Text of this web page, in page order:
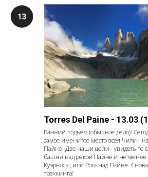
Torres Del Paine - 13.03
Ранний подъем (обычное дело)!
самое именитое место всея Чили -
Пайне. Две наши цели - увидеть те
башни над рекой Пайне и не менее
Куэрносы, или Рога над Пайне.
треккинга!